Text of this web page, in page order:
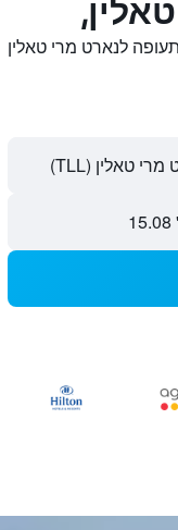
לנארט מרי טאלין